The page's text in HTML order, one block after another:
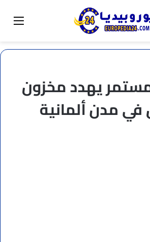
تبديل المظهر
يهدد مخزون
مدن ألمانية